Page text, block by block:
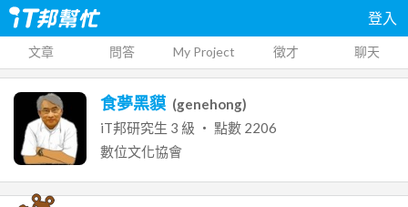
登入
文章 問答 My Project 徵才 聊天
食夢黑貘 (genehong)
iT邦研究生 3 級 ‧ 點數 2206
數位文化協會